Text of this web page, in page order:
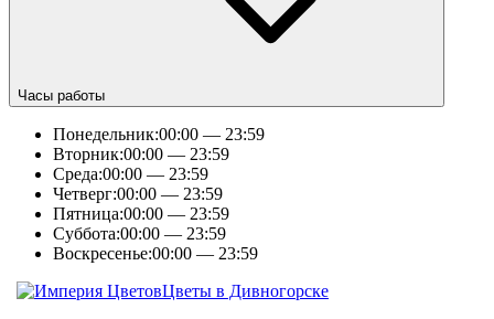
Часы работы
Понедельник:00:00 — 23:59
Вторник:00:00 — 23:59
Среда:00:00 — 23:59
Четверг:00:00 — 23:59
Пятница:00:00 — 23:59
Суббота:00:00 — 23:59
Воскресенье:00:00 — 23:59
Цветы в Дивногорске